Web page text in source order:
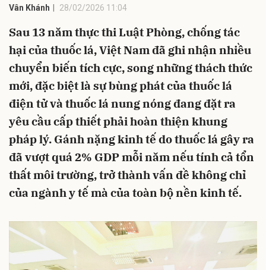
Vân Khánh 28/02/2026 11:04
Sau 13 năm thực thi Luật Phòng, chống tác
hại của thuốc lá, Việt Nam đã ghi nhận nhiều
chuyển biến tích cực, song những thách thức
mới, đặc biệt là sự bùng phát của thuốc lá
điện tử và thuốc lá nung nóng đang đặt ra
yêu cầu cấp thiết phải hoàn thiện khung
pháp lý. Gánh nặng kinh tế do thuốc lá gây ra
đã vượt quá 2% GDP mỗi năm nếu tính cả tổn
thất môi trường, trở thành vấn đề không chỉ
của ngành y tế mà của toàn bộ nền kinh tế.